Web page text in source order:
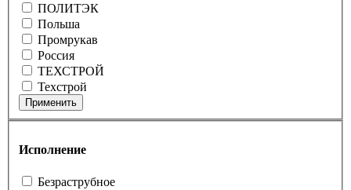
ПОЛИТЭК
Польша
Промрукав
Россия
ТЕХСТРОЙ
Техстрой
Применить
Исполнение
Безраструбное